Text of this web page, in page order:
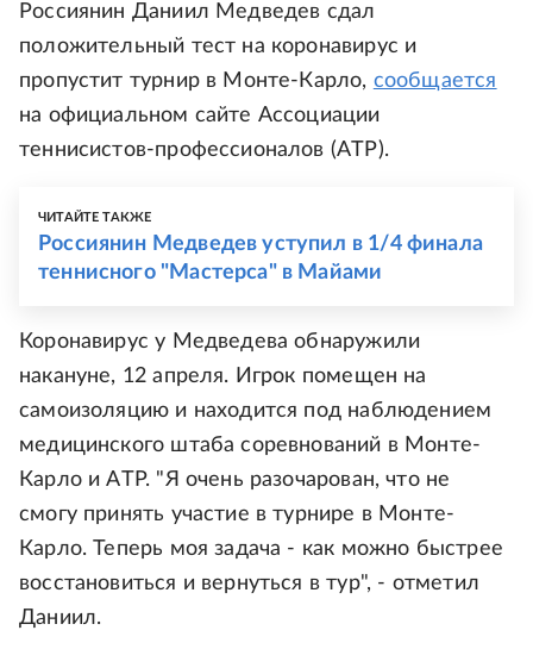
Россиянин Даниил Медведев сдал
положительный тест на коронавирус и
пропустит турнир в Монте-Карло, сообщается
на официальном сайте Ассоциации
теннисистов-профессионалов (ATP).
ЧИТАЙТЕ ТАКЖЕ
Россиянин Медведев уступил в 1/4 финала
теннисного "Мастерса" в Майами
Коронавирус у Медведева обнаружили
накануне, 12 апреля. Игрок помещен на
самоизоляцию и находится под наблюдением
медицинского штаба соревнований в Монте-
Карло и ATP. "Я очень разочарован, что не
смогу принять участие в турнире в Монте-
Карло. Теперь моя задача - как можно быстрее
восстановиться и вернуться в тур", - отметил
Даниил.